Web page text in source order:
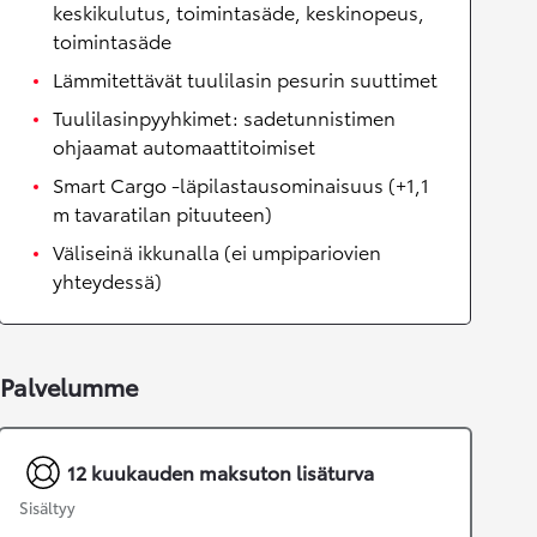
keskikulutus, toimintasäde, keskinopeus,
toimintasäde
Lämmitettävät tuulilasin pesurin suuttimet
Tuulilasinpyyhkimet: sadetunnistimen
ohjaamat automaattitoimiset
Smart Cargo -läpilastausominaisuus (+1,1
m tavaratilan pituuteen)
Väliseinä ikkunalla (ei umpipariovien
yhteydessä)
Palvelumme
12 kuukauden maksuton lisäturva
Sisältyy